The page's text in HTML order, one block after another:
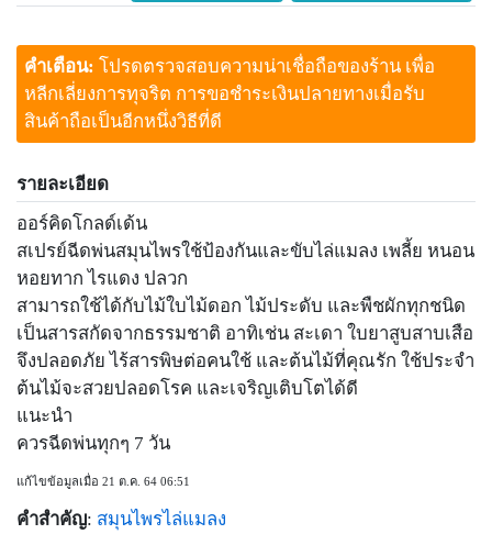
คำเตือน: โปรดตรวจสอบความน่าเชื่อถือของร้าน เพื่อ
หลีกเลี่ยงการทุจริต การขอชำระเงินปลายทางเมื่อรับ
สินค้าถือเป็นอีกหนึ่งวิธีที่ดี
รายละเอียด
ออร์คิดโกลด์เด้น
สเปรย์ฉีดพ่นสมุนไพรใช้ป้องกันและขับไล่แมลง เพลี้ย หนอน
หอยทาก ไรแดง ปลวก
สามารถใช้ได้กับไม้ใบไม้ดอก ไม้ประดับ และพืชผักทุกชนิด
เป็นสารสกัดจากธรรมชาติ อาทิเช่น สะเดา ใบยาสูบสาบเสือ
จึงปลอดภัย ไร้สารพิษต่อคนใช้ และต้นไม้ที่คุณรัก ใช้ประจำ
ต้นไม้จะสวยปลอดโรค และเจริญเติบโตได้ดี
แนะนำ
ควรฉีดพ่นทุกๆ 7 วัน
แก้ไขข้อมูลเมื่อ 21 ต.ค. 64 06:51
คำสำคัญ: สมุนไพรไล่แมลง